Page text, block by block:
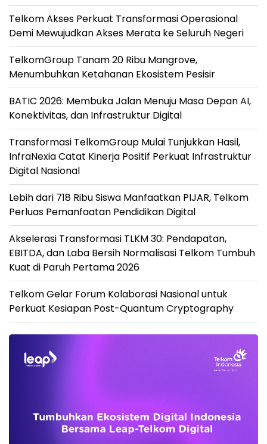
Telkom Akses Perkuat Transformasi Operasional
Demi Mewujudkan Akses Merata ke Seluruh Negeri
TelkomGroup Tanam 20 Ribu Mangrove,
Menumbuhkan Ketahanan Ekosistem Pesisir
BATIC 2026: Membuka Jalan Menuju Masa Depan AI,
Konektivitas, dan Infrastruktur Digital
Transformasi TelkomGroup Mulai Tunjukkan Hasil,
InfraNexia Catat Kinerja Positif Perkuat Infrastruktur
Digital Nasional
Lebih dari 718 Ribu Siswa Manfaatkan PIJAR, Telkom
Perluas Pemanfaatan Pendidikan Digital
Akselerasi Transformasi TLKM 30: Pendapatan,
EBITDA, dan Laba Bersih Normalisasi Telkom Tumbuh
Kuat di Paruh Pertama 2026
Telkom Gelar Forum Kolaborasi Nasional untuk
Perkuat Kesiapan Post-Quantum Cryptography